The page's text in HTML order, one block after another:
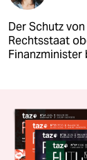
Der Schutz
Rechtsstaat